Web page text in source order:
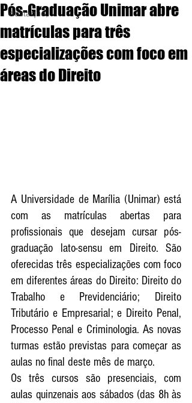
destaque,
Pós-Graduação Unimar abre
matrículas para três
especializações com foco em
áreas do Direito
A Universidade de Marília (Unimar) está
com as matrículas abertas para
profissionais que desejam cursar pós-
graduação lato-sensu em Direito. São
oferecidas três especializações com foco
em diferentes áreas do Direito: Direito do
Trabalho e Previdenciário; Direito
Tributário e Empresarial; e Direito Penal,
Processo Penal e Criminologia. As novas
turmas estão previstas para começar as
aulas no final deste mês de março.
Os três cursos são presenciais, com
aulas quinzenais aos sábados (das 8h às